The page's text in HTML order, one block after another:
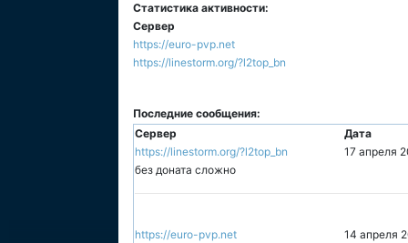
Статистика активности:
Сервер
https://euro-pvp.net
https://linestorm.org/?l2top_bn
Последние сообщения:
Сервер
Дата
https://linestorm.org/?l2top_bn
17 апреля
без доната сложно
https://euro-pvp.net
14 апреля